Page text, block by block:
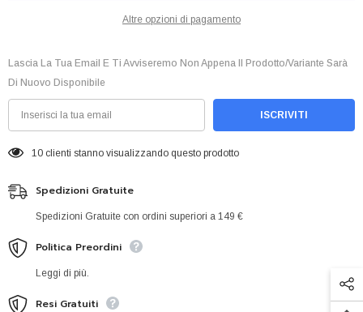
Altre opzioni di pagamento
Lascia La Tua Email E Ti Avviseremo Non Appena Il Prodotto/variante Sarà
Di Nuovo Disponibile
ISCRIVITI
9 clienti stanno visualizzando questo prodotto
Spedizioni Gratuite
Spedizioni Gratuite con ordini superiori a 149 €
Politica Preordini
Leggi di più.
Resi Gratuiti